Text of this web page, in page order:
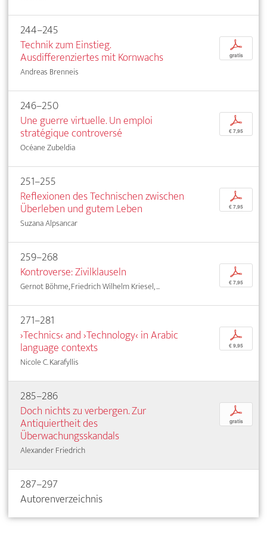
244–245
Technik zum Einstieg.
Ausdifferenziertes mit Kornwachs
Andreas Brenneis
p
gratis
246–250
Une guerre virtuelle. Un emploi
stratégique controversé
Océane Zubeldia
p
€ 7,95
251–255
Reflexionen des Technischen zwischen
Überleben und gutem Leben
Suzana Alpsancar
p
€ 7,95
259–268
Kontroverse: Zivilklauseln
Gernot Böhme, Friedrich Wilhelm Kriesel, ...
p
€ 7,95
271–281
›Technics‹ and ›Technology‹ in Arabic
language contexts
Nicole C. Karafyllis
p
€ 9,95
285–286
Doch nichts zu verbergen. Zur
Antiquiertheit des
Überwachungsskandals
Alexander Friedrich
p
gratis
287–297
Autorenverzeichnis